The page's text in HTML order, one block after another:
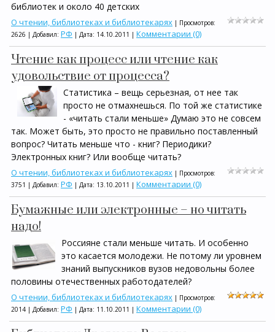
библиотек и около 40 детских
О чтении, библиотеках и библиотекарях | Просмотров:
2626 | Добавил: РФ | Дата: 14.10.2011 | Комментарии (0)
Чтение как процесс или чтение как
удовольствие от процесса?
Статистика – вещь серьезная, от нее так
просто не отмахнешься. По той же статистике
- «читать стали меньше» Думаю это не совсем
так. Может быть, это просто не правильно поставленный
вопрос? Читать меньше что - книг? Периодики?
Электронных книг? Или вообще читать?
О чтении, библиотеках и библиотекарях | Просмотров:
3751 | Добавил: РФ | Дата: 13.10.2011 | Комментарии (0)
Бумажные или электронные – но читать
надо!
Россияне стали меньше читать. И особенно
это касается молодежи. Не потому ли уровнем
знаний выпускников вузов недовольны более
половины отечественных работодателей?
О чтении, библиотеках и библиотекарях | Просмотров:
2014 | Добавил: РФ | Дата: 11.10.2011 | Комментарии (0)